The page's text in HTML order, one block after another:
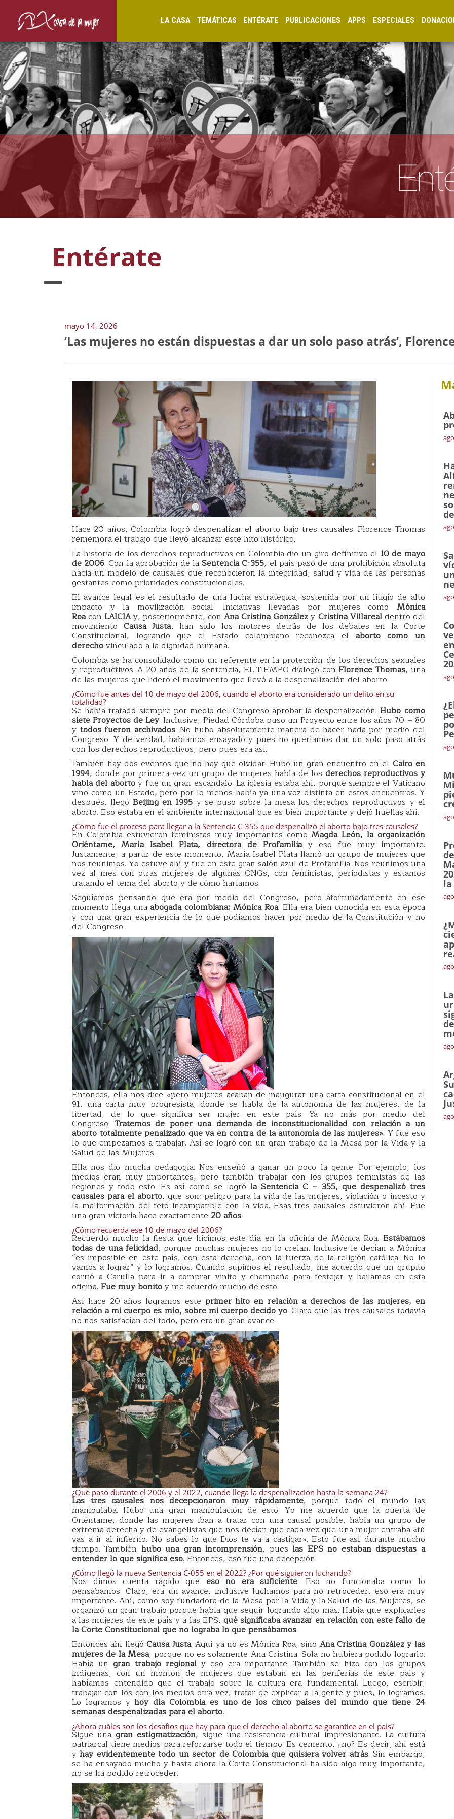
LA CASA TEMÁTICAS ENTÉRATE PUBLICACIONES APPS ESPECIALES
Entérate
mayo 14, 2026
‘Las mujeres no están dispuestas a dar un solo paso atrás’,
Hace 20 años, Colombia logró despenalizar el aborto bajo tres causales. Florence Thomas
rememora el trabajo que llevó alcanzar este hito histórico.
La historia de los derechos reproductivos en Colombia dio un giro definitivo el 10 de mayo
de 2006. Con la aprobación de laSentencia C-355, el país pasó de una prohibición absoluta
hacia un modelo de causales que reconocieron la integridad, salud y vida de las personas
gestantes como prioridades constitucionales.
El avance legal es el resultado de una lucha estratégica, sostenida por un litigio de alto
impacto y la movilización social. Iniciativas llevadas por mujeres como Mónica
RoaconLAICIAy, posteriormente, conAna Cristina Gonzálezy Cristina Villarealdentro del
movimiento Causa Justa, han sido los motores detrás de los debates en la Corte
Constitucional, logrando que el Estado colombiano reconozca el aborto como un
derechovinculado a la dignidad humana.
Colombia se ha consolidado como un referente en la protección de los derechos sexuales
y reproductivos. A 20 años de la sentencia, EL TIEMPO dialogó conFlorence Thomas, una
de las mujeres que lideró el movimiento que llevó a la despenalización del aborto.
¿Cómo fue antes del 10 de mayo del 2006, cuando el aborto era considerado un delito en su
totalidad?
Se había tratado siempre por medio del Congreso aprobar la despenalización.Hubo como
siete Proyectos de Ley. Inclusive, Piedad Córdoba puso un Proyecto entre los años 70 – 80
y todos fueron archivados. No hubo absolutamente manera de hacer nada por medio del
Congreso. Y de verdad, habíamos ensayado y pues no queríamos dar un solo paso atrás
con los derechos reproductivos, pero pues era así.
También hay dos eventos que no hay que olvidar. Hubo un gran encuentro en el Cairo en
1994, donde por primera vez un grupo de mujeres habla de los derechos reproductivos y
habla del abortoy fue un gran escándalo. La iglesia estaba ahí, porque siempre el Vaticano
vino como un Estado, pero por lo menos había ya una voz distinta en estos encuentros. Y
después, llegóBeijing en 1995 y se puso sobre la mesa los derechos reproductivos y el
aborto. Eso estaba en el ambiente internacional que es bien importante y dejó huellas ahí.
¿Cómo fue el proceso para llegar a la Sentencia C-355 que despenalizó el aborto bajo tres causales?
En Colombia estuvieron feministas muy importantes comoMagda León, la organización
Oriéntame, María Isabel Plata, directora de Profamiliay eso fue muy importante.
Justamente, a partir de este momento, María Isabel Plata llamó un grupo de mujeres que
nos reunimos. Yo estuve ahí y fue en este gran salón azul de Profamilia. Nos reunimos una
vez al mes con otras mujeres de algunas ONGs, con feministas, periodistas y estamos
tratando el tema del aborto y de cómo haríamos.
Seguíamos pensando que era por medio del Congreso, pero afortunadamente en ese
momento llega unaabogada colombiana: Mónica Roa. Ella era bien conocida en esta época
y con una gran experiencia de lo que podíamos hacer por medio de la Constitución y no
del Congreso.
Entonces, ella nos dice «pero mujeres acaban de inaugurar una carta constitucional en el
91, una carta muy progresista, donde se habla de la autonomía de las mujeres, de la
libertad, de lo que significa ser mujer en este país. Ya no más por medio del
Congreso. Tratemos de poner una demanda de inconstitucionalidad con relación a un
aborto totalmente penalizado que va en contra de la autonomía de las mujeres». Y fue eso
lo que empezamos a trabajar. Así se logró con un gran trabajo de la Mesa por la Vida y la
Salud de las Mujeres.
Ella nos dio mucha pedagogía. Nos enseñó a ganar un poco la gente. Por ejemplo, los
medios eran muy importantes, pero también trabajar con los grupos feministas de las
regiones y todo esto. Es así como se logróla Sentencia C – 355, que despenalizó tres
causales para el aborto, que son: peligro para la vida de las mujeres, violación o incesto y
la malformación del feto incompatible con la vida. Esas tres causales estuvieron ahí. Fue
una gran victoria hace exactamente 20 años.
¿Cómo recuerda ese 10 de mayo del 2006?
Recuerdo mucho la fiesta que hicimos este día en la oficina de Mónica Roa. Estábamos
todas de una felicidad, porque muchas mujeres no lo creían. Inclusive le decían a Mónica
“es imposible en este país, con esta derecha, con la fuerza de la religión católica. No lo
vamos a lograr” y lo logramos. Cuando supimos el resultado, me acuerdo que un grupito
corrió a Carulla para ir a comprar vinito y champaña para festejar y bailamos en esta
oficina. Fue muy bonitoy me acuerdo mucho de esto.
Así hace 20 años logramos este primer hito en relación a derechos de las mujeres, en
relación a mi cuerpo es mío, sobre mi cuerpo decido yo. Claro que las tres causales todavía
no nos satisfacían del todo, pero era un gran avance.
¿Qué pasó durante el 2006 y el 2022, cuando llega la despenalización hasta la semana 24?
Las tres causales nos decepcionaron muy rápidamente, porque todo el mundo las
manipulaba. Hubo una gran manipulación de esto. Yo me acuerdo que la puerta de
Oriéntame, donde las mujeres iban a tratar con una causal posible, había un grupo de
extrema derecha y de evangelistas que nos decían que cada vez que una mujer entraba «tú
vas a ir al infierno. No sabes lo que Dios te va a castigar». Esto fue así durante mucho
tiempo. También hubo una gran incomprensión, pueslas EPS no estaban dispuestas a
entender lo que significa eso. Entonces, eso fue una decepción.
¿Cómo llegó la nueva Sentencia C-055 en el 2022? ¿Por qué siguieron luchando?
Nos dimos cuenta rápido que eso no era suficiente. Eso no funcionaba como lo
pensábamos. Claro, era un avance, inclusive luchamos para no retroceder, eso era muy
importante. Ahí, como soy fundadora de la Mesa por la Vida y la Salud de las Mujeres, se
organizó un gran trabajo porque había que seguir logrando algo más. Había que explicarles
a las mujeres de este país y a las EPS,qué significaba avanzar en relación con este fallo de
la Corte Constitucional que no lograba lo que pensábamos.
Entonces ahí llegóCausa Justa. Aquí ya no es Mónica Roa, sino Ana Cristina González y las
mujeres de la Mesa, porque no es solamente Ana Cristina. Sola no hubiera podido lograrlo.
Había ungran trabajo regional y eso era importante. También se hizo con los grupos
indígenas, con un montón de mujeres que estaban en las periferias de este país y
habíamos entendido que el trabajo sobre la cultura era fundamental. Luego, escribir,
trabajar con los con los medios otra vez, tratar de explicar a la gente y pues, lo logramos.
Lo logramos yhoy día Colombia es uno de los cinco países del mundo que tiene 24
semanas despenalizadas para el aborto.
¿Ahora cuáles son los desafíos que hay para que el derecho al aborto se garantice en el país?
Sigue unagran estigmatización, sigue una resistencia cultural impresionante. La cultura
patriarcal tiene medios para reforzarse todo el tiempo. Es cemento, ¿no? Es decir, ahí está
yhay evidentemente todo un sector de Colombia que quisiera volver atrás. Sin embargo,
se ha ensayado mucho y hasta ahora la Corte Constitucional ha sido algo muy importante,
no se ha podido retroceder.
la